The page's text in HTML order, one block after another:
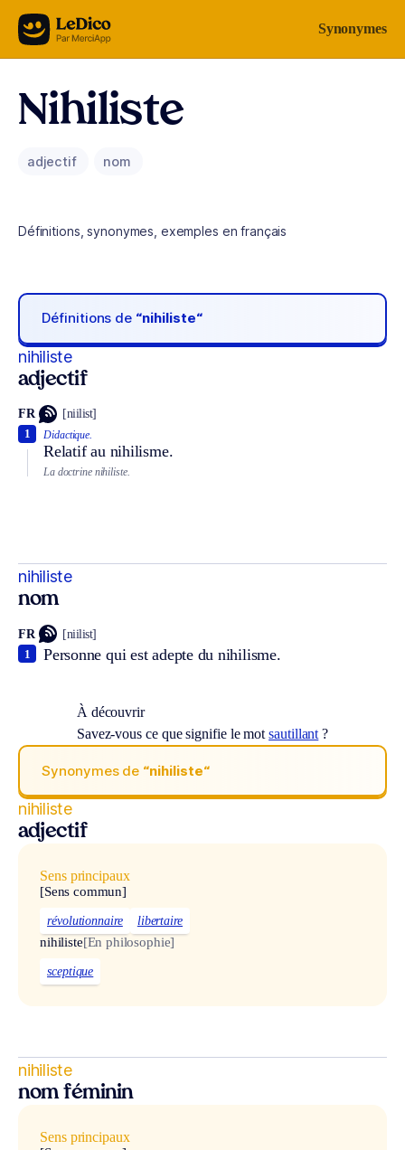
Aller au contenu Synonymes
Nihiliste
adjectif nom
Définitions, synonymes, exemples en français
Définitions de “nihiliste“
nihiliste
adjectif
FR [niilist]
Didactique.
Relatif au nihilisme.
1
La doctrine nihiliste.
nihiliste
nom
FR [niilist]
Personne qui est adepte du nihilisme.
1
À découvrir
Savez-vous ce que signifie le motsautillant ?
Synonymes de “nihiliste“
nihiliste
adjectif
Sens principaux
[Sens commun]
révolutionnaire libertaire
nihiliste[En philosophie]
sceptique
nihiliste
nom féminin
Sens principaux